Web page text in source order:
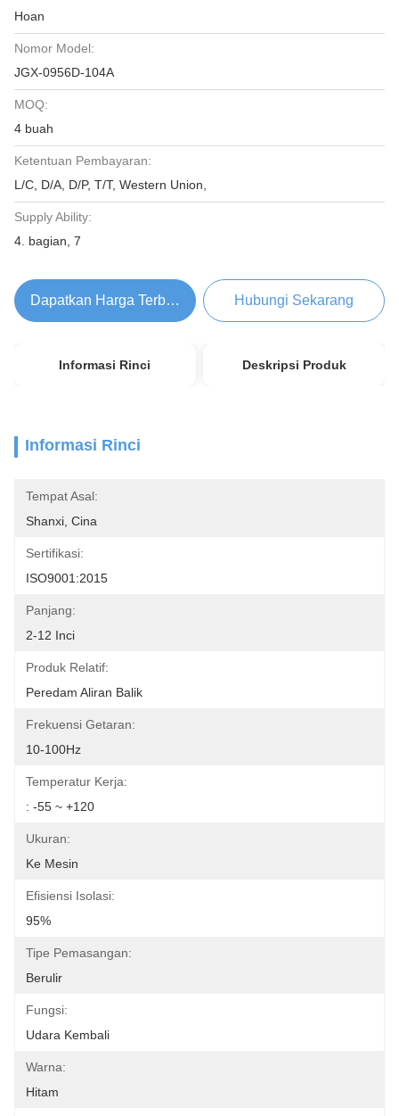
Hoan
Nomor Model:
JGX-0956D-104A
MOQ:
4 buah
Ketentuan Pembayaran:
L/C, D/A, D/P, T/T, Western Union,
Supply Ability:
4. bagian, 7
Dapatkan Harga Terbaik Hubungi Sekarang
Informasi Rinci Deskripsi Produk
Informasi Rinci
Tempat Asal:
Shanxi, Cina
Sertifikasi:
ISO9001:2015
Panjang:
2-12 Inci
Produk Relatif:
Peredam Aliran Balik
Frekuensi Getaran:
10-100Hz
Temperatur Kerja:
: -55 ~ +120
Ukuran:
Ke Mesin
Efisiensi Isolasi:
95%
Tipe Pemasangan:
Berulir
Fungsi:
Udara Kembali
Warna:
Hitam